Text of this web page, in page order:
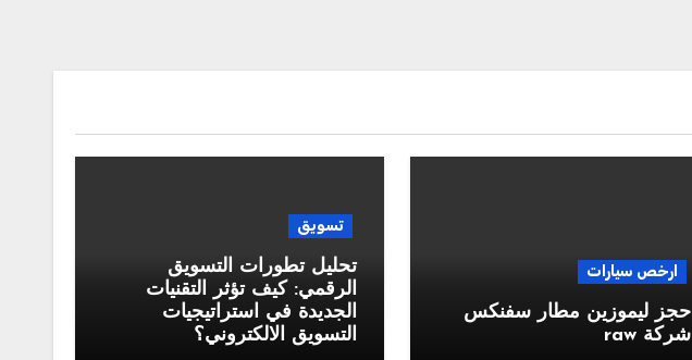
ارخص سيارات
حجز ليموزين مطار سفنكس
شركة raw
تسويق
تحليل تطورات التسويق
الرقمي: كيف تؤثر التقنيات
الجديدة في استراتيجيات
التسويق الالكتروني؟